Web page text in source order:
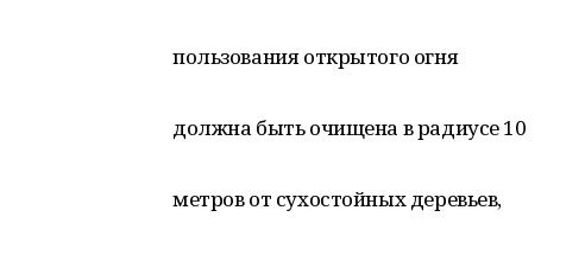
пользования открытого огня
должна быть очищена в радиусе 10
метров от сухостойных деревьев,